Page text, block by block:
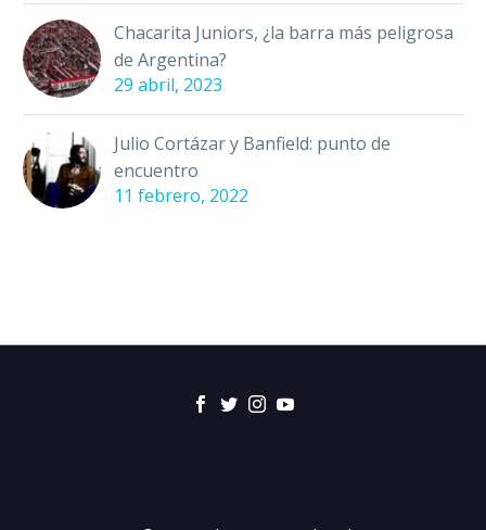
Chacarita Juniors, ¿la barra más peligrosa
de Argentina?
29 abril, 2023
Julio Cortázar y Banfield: punto de
encuentro
11 febrero, 2022